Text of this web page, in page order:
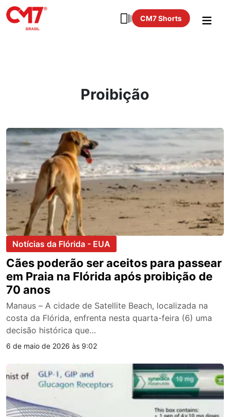
CM7 Shorts
Proibição
Notícias da Flórida - EUA
Cães poderão ser aceitos para passear
em Praia na Flórida após proibição de
70 anos
Manaus – A cidade de Satellite Beach, localizada na
costa da Flórida, enfrenta nesta quarta-feira (6) uma
decisão histórica que…
6 de maio de 2026 às 9:02